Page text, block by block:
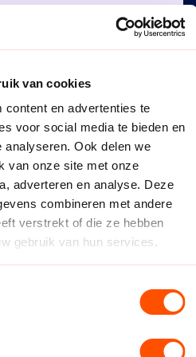
van cookies
content en advertenties te
voor social media te bieden en
Ook delen we
van onze site met onze
adverteren en analyse. Deze
combineren met andere
verstrekt of die ze hebben
gebruik van hun services.
door trainers en
sportklimaat
in jeugdhandbal
Jeugd